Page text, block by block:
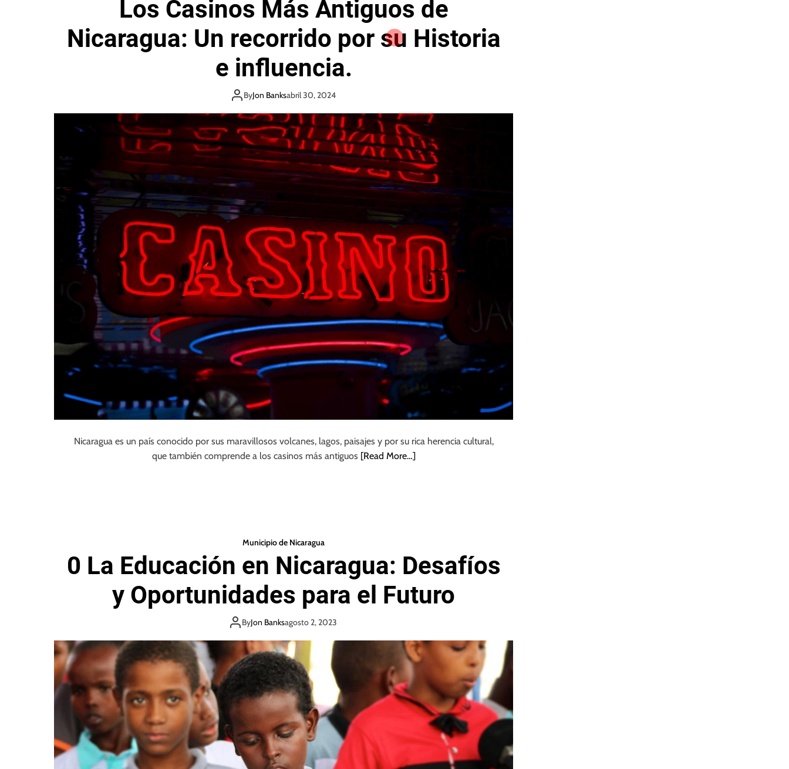
Los Casinos Más Antiguos de
Nicaragua: Un recorrido por su Historia
e influencia.
ByJon Banksabril 30, 2024
Nicaragua es un país conocido por sus maravillosos volcanes, lagos, paisajes y por su rica herencia cultural,
que también comprende a los casinos más antiguos [Read More…]
Municipio de Nicaragua
0 La Educación en Nicaragua: Desafíos
y Oportunidades para el Futuro
ByJon Banksagosto 2, 2023